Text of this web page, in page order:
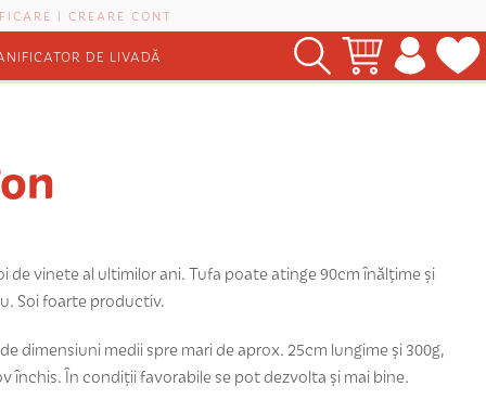
| CREARE CONT
DE LIVADĂ
de vinete al ultimilor ani. Tufa poate atinge 90cm înălțime și
Soi foarte productiv.
dimensiuni medii spre mari de aprox. 25cm lungime și 300g,
închis. În condiții favorabile se pot dezvolta și mai bine.